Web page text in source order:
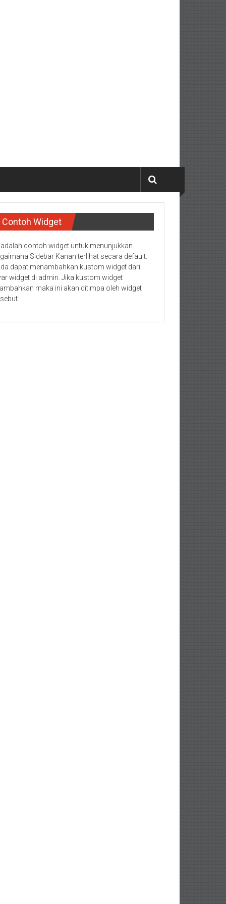
Contoh Widget
adalah contoh widget untuk menunjukkan
Sidebar Kanan terlihat secara default.
dapat menambahkan kustom widget dari
widget di admin. Jika kustom widget
maka ini akan ditimpa oleh widget